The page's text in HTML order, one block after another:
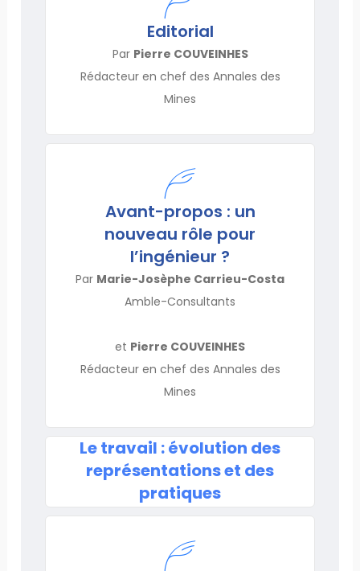
Editorial
Par Pierre COUVEINHES
Rédacteur en chef des Annales des
Mines
Avant-propos : un
nouveau rôle pour
l’ingénieur ?
Par Marie-Josèphe Carrieu-Costa
Amble-Consultants
et Pierre COUVEINHES
Rédacteur en chef des Annales des
Mines
Le travail : évolution des
représentations et des
pratiques